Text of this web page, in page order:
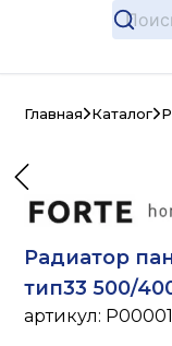
Главная Каталог
Радиатор
тип33 500/
артикул: